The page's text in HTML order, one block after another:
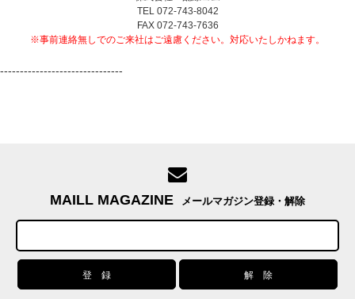
TEL 072-743-8042
FAX 072-743-7636
※事前連絡無しでのご来社はご遠慮ください。対応いたしかねます。
-------------------------------
MAILL MAGAZINE メールマガジン登録・解除